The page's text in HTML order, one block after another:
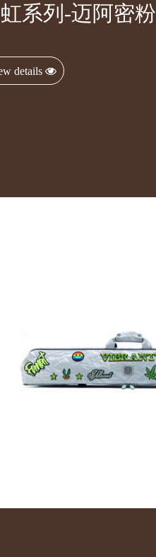
系列-迈阿密粉
details